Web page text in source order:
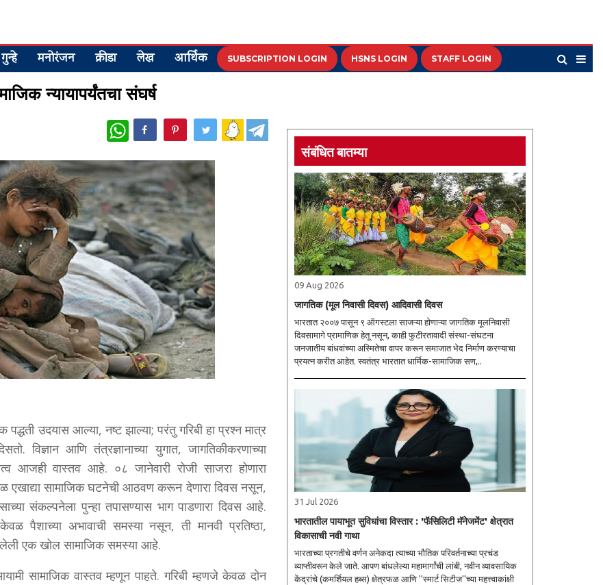
गुन्हे मनोरंजन क्रीडा लेख आर्थिक SUBSCRIPTION LOGIN HSNS LOGIN STAFF LOGIN
न्यायापर्यंतचा संघर्ष
WhatsApp
उदयास आल्या, नष्ट झाल्या; परंतु गरिबी हा प्रश्न मात्र
विज्ञान आणि तंत्रज्ञानाच्या युगात, जागतिकीकरणाच्या
आजही वास्तव आहे. ०८ जानेवारी रोजी साजरा होणारा
एखाद्या सामाजिक घटनेची आठवण करून देणारा दिवस नसून,
संकल्पनेला पुन्हा तपासण्यास भाग पाडणारा दिवस आहे.
पैशाच्या अभावाची समस्या नसून, ती मानवी प्रतिष्ठा,
एक खोल सामाजिक समस्या आहे.
सामाजिक वास्तव म्हणून पाहते. गरिबी म्हणजे केवळ दोन
संबंधित बातम्या
09 Aug 2026
जागतिक (मूल निवासी दिवस) आदिवासी दिवस
भारतात २००७ पासून ९ ऑगस्टला साजऱ्या होणाऱ्या जागतिक मूलनिवासी
दिवसामागे प्रामाणिक हेतू नसून, काही फुटीरतावादी संस्था-संघटना
जनजातीय बांधवांच्या अस्मितेचा वापर करून समाजात भेद निर्माण करण्याचा
प्रयत्न करीत आहेत. स्वतंत्र भारतात धार्मिक-सामाजिक सण,..
31 Jul 2026
भारतातील पायाभूत सुविधांचा विस्तार : 'फॅसिलिटी मॅनेजमेंट' क्षेत्रात
विकासाची नवी गाथा
भारताच्या प्रगतीचे वर्णन अनेकदा त्याच्या भौतिक परिवर्तनाच्या प्रचंड
व्याप्तीवरून केले जाते. आपण बांधलेल्या महामार्गांची लांबी, नवीन व्यावसायिक
केंद्रांचे (कमर्शियल हब्स) क्षेत्रफळ आणि ''स्मार्ट सिटीज''च्या महत्त्वाकांक्षी